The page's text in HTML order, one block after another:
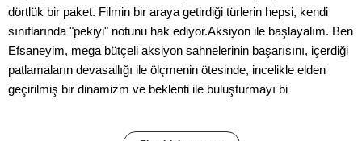
dörtlük bir paket. Filmin bir araya getirdiği türlerin hepsi, kendi
sınıflarında "pekiyi" notunu hak ediyor.Aksiyon ile başlayalım. Ben
Efsaneyim, mega bütçeli aksiyon sahnelerinin başarısını, içerdiği
patlamaların devasallığı ile ölçmenin ötesinde, incelikle elden
geçirilmiş bir dinamizm ve beklenti ile buluşturmayı bi